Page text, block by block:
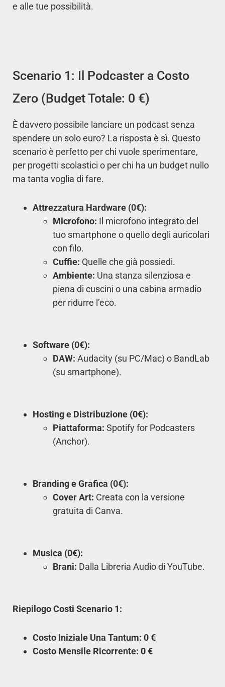
e alle tue possibilità.
Scenario 1: Il Podcaster a Costo
Zero (Budget Totale: 0 €)
È davvero possibile lanciare un podcast senza
spendere un solo euro? La risposta è sì. Questo
scenario è perfetto per chi vuole sperimentare,
per progetti scolastici o per chi ha un budget nullo
ma tanta voglia di fare.
Attrezzatura Hardware (0€):
Microfono: Il microfono integrato del
tuo smartphone o quello degli auricolari
con filo.
Cuffie: Quelle che già possiedi.
Ambiente: Una stanza silenziosa e
piena di cuscini o una cabina armadio
per ridurre l’eco.
Software (0€):
DAW: Audacity (su PC/Mac) o BandLab
(su smartphone).
Hosting e Distribuzione (0€):
Piattaforma: Spotify for Podcasters
(Anchor).
Branding e Grafica (0€):
Cover Art: Creata con la versione
gratuita di Canva.
Musica (0€):
Brani: Dalla Libreria Audio di YouTube.
Riepilogo Costi Scenario 1:
Costo Iniziale Una Tantum: 0 €
Costo Mensile Ricorrente: 0 €